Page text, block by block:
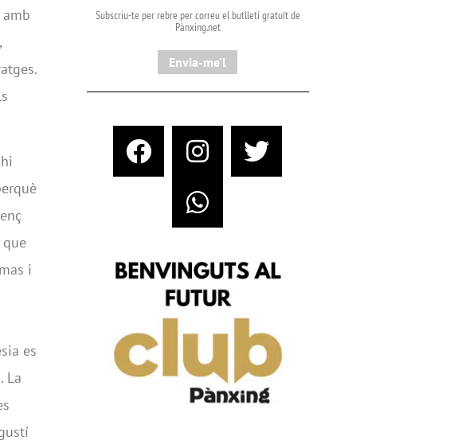
i
es
La
Subscriu-te per rebre per correu el butlletí gratuït de
Pànxing.net​
Envia-me'l